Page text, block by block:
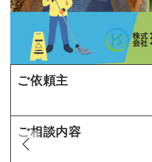
ご依頼主
ご相談内容